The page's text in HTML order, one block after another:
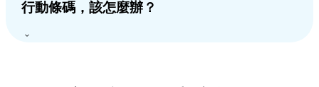
行動條碼，該怎麼辦？